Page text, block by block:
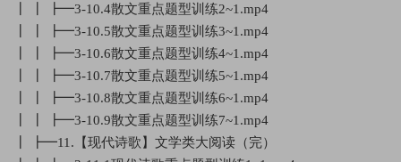
┃ ┃ ┣━3-10.4散文重点题型训练2~1.mp4
┃ ┃ ┣━3-10.5散文重点题型训练3~1.mp4
┃ ┃ ┣━3-10.6散文重点题型训练4~1.mp4
┃ ┃ ┣━3-10.7散文重点题型训练5~1.mp4
┃ ┃ ┣━3-10.8散文重点题型训练6~1.mp4
┃ ┃ ┣━3-10.9散文重点题型训练7~1.mp4
┃ ┣━11.【现代诗歌】文学类大阅读（完）